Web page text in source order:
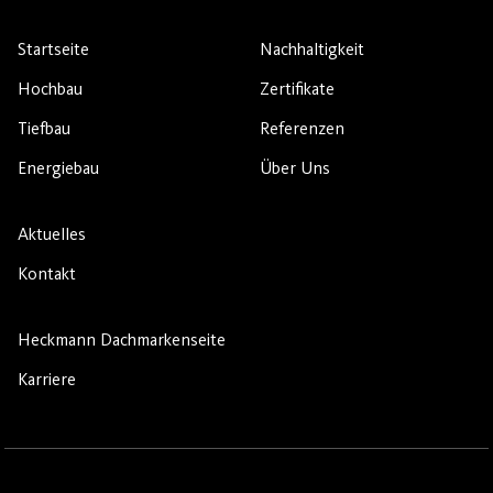
Startseite
Hochbau
Tiefbau
Energiebau
Nachhaltigkeit
Zertifikate
Referenzen
Über Uns
Aktuelles
Kontakt
Heckmann Dachmarkenseite
Karriere